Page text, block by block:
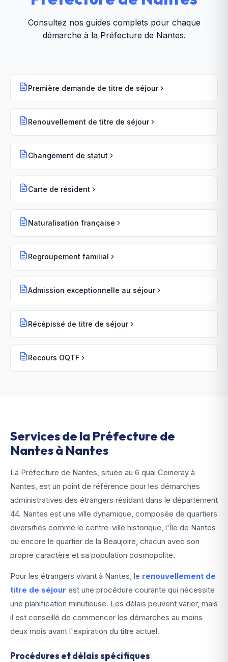
Consultez nos guides complets pour chaque
démarche à la Préfecture de Nantes.
Première demande de titre de séjour
Renouvellement de titre de séjour
Changement de statut
Carte de résident
Naturalisation française
Regroupement familial
Admission exceptionnelle au séjour
Récépissé de titre de séjour
Recours OQTF
Services de la Préfecture de
Nantes à Nantes
La Préfecture de Nantes, située au 6 quai Ceineray à
Nantes, est un point de référence pour les démarches
administratives des étrangers résidant dans le département
44. Nantes est une ville dynamique, composée de quartiers
diversifiés comme le centre-ville historique, l'Île de Nantes
ou encore le quartier de la Beaujoire, chacun avec son
propre caractère et sa population cosmopolite.
Pour les étrangers vivant à Nantes, le renouvellement de
titre de séjour est une procédure courante qui nécessite
une planification minutieuse. Les délais peuvent varier, mais
il est conseillé de commencer les démarches au moins
deux mois avant l'expiration du titre actuel.
Procédures et délais spécifiques